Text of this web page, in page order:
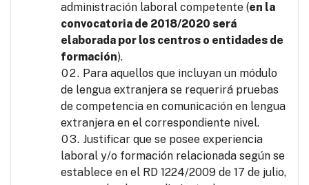
administración laboral competente (en la
convocatoria de 2018/2020 será
elaborada por los centros o entidades de
formación).
Para aquellos que incluyan un módulo
de lengua extranjera se requerirá pruebas
de competencia en comunicación en lengua
extranjera en el correspondiente nivel.
Justificar que se posee experiencia
laboral y/o formación relacionada según se
establece en el RD 1224/2009 de 17 de julio,